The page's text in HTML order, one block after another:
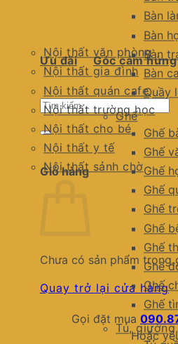
Bàn
Bàn
Bàn
Bàn
Quầy
Ghế
Ghế
Ghế
Ghế
Ghế
Ghế
Ghế
Ghế
Ghế
Ghế
Ghế
Tủ,
Nội thất văn phòng
Nội thất gia đình
Nội thất quán cafe
Nội thất trường học
Nội thất cho bé
Nội thất y tế
Nội thất sảnh chờ
Ưu đãi Góc cảm hứng
Tìm
kiếm:
Giỏ hàng
Chưa có sản phẩm trong
Quay trở lại cửa hàng
Gọi đặt mua
Hoặc